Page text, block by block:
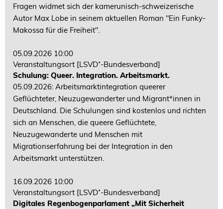
Fragen widmet sich der kamerunisch-schweizerische
Autor Max Lobe in seinem aktuellen Roman "Ein Funky-
Makossa für die Freiheit".
05.09.2026 10:00
Veranstaltungsort [LSVD⁺-Bundesverband]
Schulung: Queer. Integration. Arbeitsmarkt.
05.09.2026: Arbeitsmarktintegration queerer
Geflüchteter, Neuzugewanderter und Migrant*innen in
Deutschland. Die Schulungen sind kostenlos und richten
sich an Menschen, die queere Geflüchtete,
Neuzugewanderte und Menschen mit
Migrationserfahrung bei der Integration in den
Arbeitsmarkt unterstützen.
16.09.2026 10:00
Veranstaltungsort [LSVD⁺-Bundesverband]
Digitales Regenbogenparlament „Mit Sicherheit